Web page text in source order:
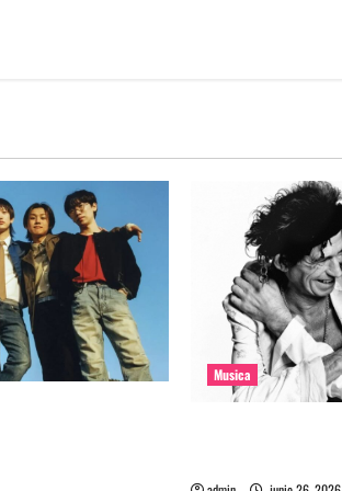
Musica